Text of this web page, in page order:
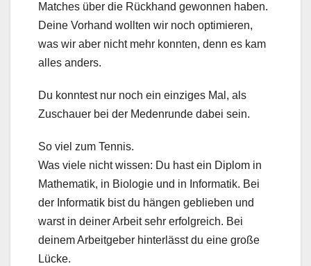
Matches über die Rückhand gewonnen haben.
Deine Vorhand wollten wir noch optimieren,
was wir aber nicht mehr konnten, denn es kam
alles anders.
Du konntest nur noch ein einziges Mal, als
Zuschauer bei der Medenrunde dabei sein.
So viel zum Tennis.
Was viele nicht wissen: Du hast ein Diplom in
Mathematik, in Biologie und in Informatik. Bei
der Informatik bist du hängen geblieben und
warst in deiner Arbeit sehr erfolgreich. Bei
deinem Arbeitgeber hinterlässt du eine große
Lücke.